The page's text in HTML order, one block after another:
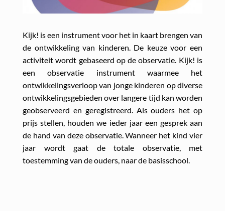
Kijk! is een instrument voor het in kaart brengen van
de ontwikkeling van kinderen. De keuze voor een
activiteit wordt gebaseerd op de observatie. Kijk! is
een observatie instrument waarmee het
ontwikkelingsverloop van jonge kinderen op diverse
ontwikkelingsgebieden over langere tijd kan worden
geobserveerd en geregistreerd. Als ouders het op
prijs stellen, houden we ieder jaar een gesprek aan
de hand van deze observatie. Wanneer het kind vier
jaar wordt gaat de totale observatie, met
toestemming van de ouders, naar de basisschool.